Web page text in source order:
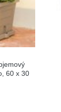
60 x 30